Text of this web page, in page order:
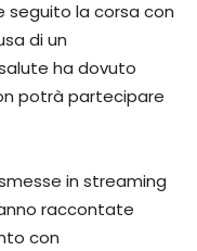
seguito la corsa con
di un
ha dovuto
potrà partecipare
in streaming
raccontate
con